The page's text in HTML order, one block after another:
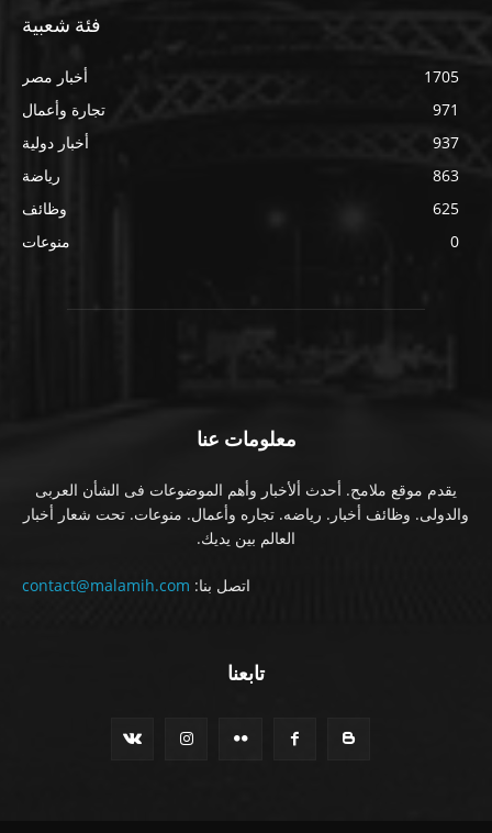
فئة شعبية
أخبار مصر
1705
تجارة وأعمال
971
أخبار دولية
937
رياضة
863
وظائف
625
منوعات
0
معلومات عنا
يقدم موقع ملامح. أحدث ألأخبار وأهم الموضوعات فى الشأن العربى
والدولى. وظائف أخبار. رياضه. تجاره وأعمال. منوعات. تحت شعار أخبار
العالم بين يديك.
اتصل بنا: contact@malamih.com
تابعنا